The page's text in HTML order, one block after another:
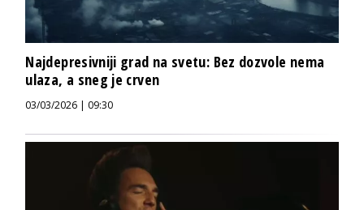
Najdepresivniji grad na svetu: Bez dozvole nema
ulaza, a sneg je crven
03/03/2026 | 09:30